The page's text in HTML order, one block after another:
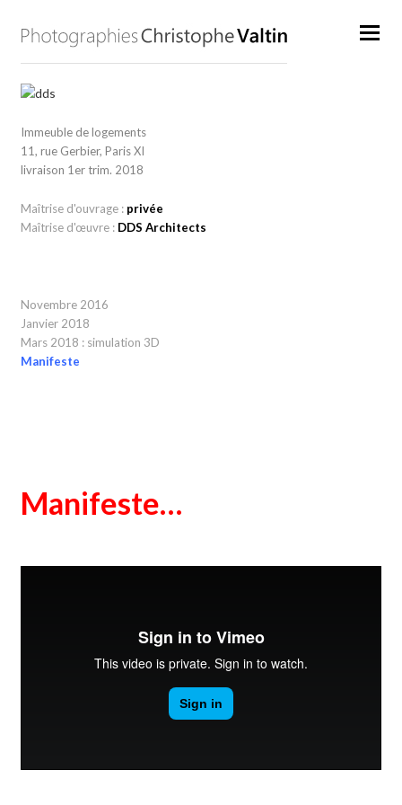
Immeuble de logements
11, rue Gerbier, Paris XI
livraison 1er trim. 2018
Maîtrise d'ouvrage : privée
Maîtrise d'œuvre : DDS Architects
Novembre 2016
Janvier 2018
Mars 2018 : simulation 3D
Manifeste
Manifeste…